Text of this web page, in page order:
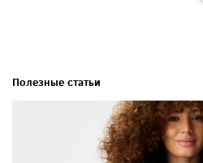
Полезные статьи